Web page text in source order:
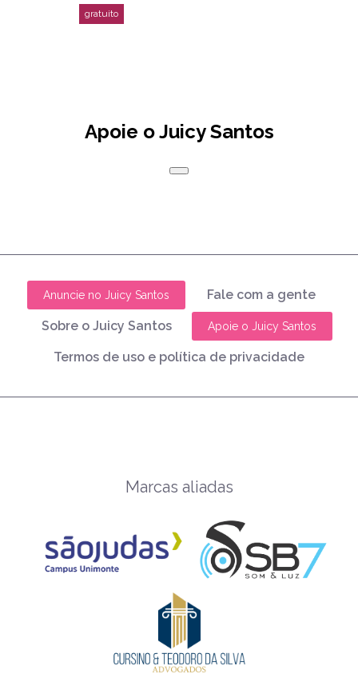
Apoie o Juicy Santos
Anuncie no Juicy Santos Fale com a gente
Sobre o Juicy Santos Apoie o Juicy Santos
Termos de uso e política de privacidade
Marcas aliadas